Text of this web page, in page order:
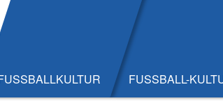
FUSSBALL-